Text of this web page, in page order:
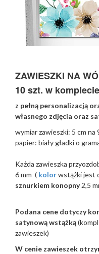
ZAWIESZKI NA
10 szt. w komplecie
z pełną personalizacją
własnego zdjęcia oraz
wymiar zawieszki: 5 cm na
papier: biały gładki o
Każda zawieszka
6 mm ( kolorwstążki jest
sznurkiem konopny2,5
Podana cene dotyczy
satynową wstążką
zawieszek)
W cenie zawieszek